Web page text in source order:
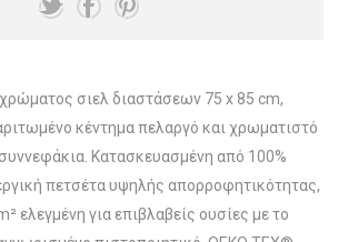
σιελ διαστάσεων 75 x 85 cm,
κέντημα πελαργό και χρωματιστό
Κατασκευασμένη από 100%
πετσέτα υψηλής απορροφητικότητας,
ελεγμένη για επιβλαβείς ουσίες με το